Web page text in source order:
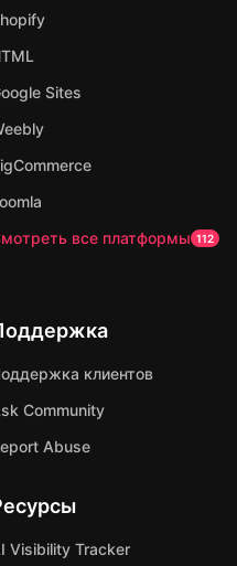
Sites
все платформы 112
клиентов
Community
Abuse
Visibility Tracker